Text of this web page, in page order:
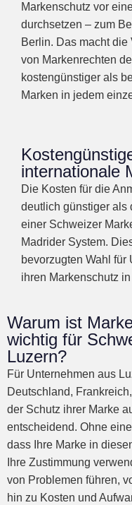
Markenschutz vor
durchsetzen – zum
Berlin. Das macht
von Markenrechten
kostengünstiger als
Marken in jedem
internationale
Die Kosten für die
deutlich günstiger als
einer Schweizer
Madrider System.
bevorzugten Wahl
ihren Markenschutz
Warum ist
wichtig für
Luzern?
Für Unternehmen aus
Deutschland,
der Schutz ihrer Marke
entscheidend. Ohne
dass Ihre Marke in
Ihre Zustimmung
von Problemen führen,
hin zu Kosten und